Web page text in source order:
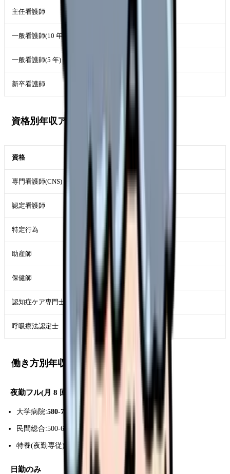
主任看護師
一般看護師(10 年)
一般看護師(5 年)
新卒看護師
資格別年収アップ額
資格
専門看護師(CNS)
認定看護師
特定行為
助産師
保健師 +10-40 万円
認知症ケア専門士
呼吸療法認定士 +3-15 万円
働き方別年収モデル
夜勤フル(月 8 回)
大学病院:580-700 万円
民間総合:500-620 万円
特養(夜勤専従):500-620 万円
日勤のみ